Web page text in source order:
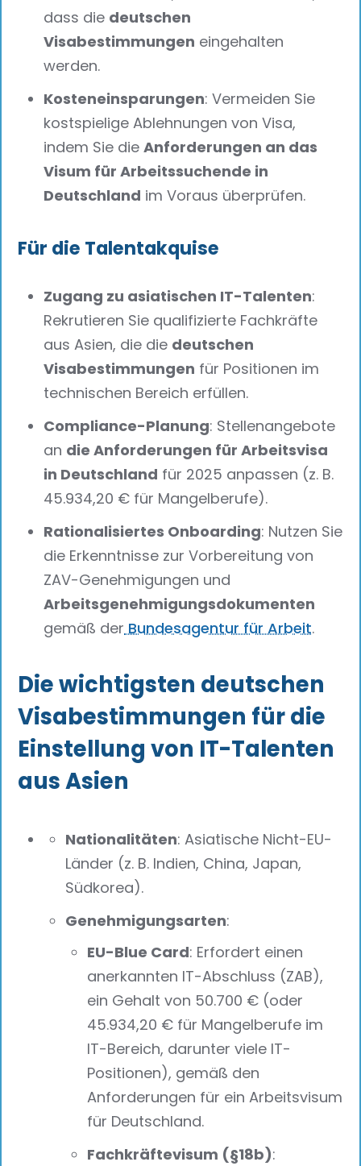
dass die deutschen
Visabestimmungen eingehalten
werden.
Kosteneinsparungen: Vermeiden Sie
kostspielige Ablehnungen von Visa,
indem Sie dieAnforderungen an das
Visum für Arbeitssuchende in
Deutschland im Voraus überprüfen.
Für die Talentakquise
Zugang zu asiatischen IT-Talenten:
Rekrutieren Sie qualifizierte Fachkräfte
aus Asien, die die deutschen
Visabestimmungen für Positionen im
technischen Bereich erfüllen.
Compliance-Planung: Stellenangebote
an die Anforderungen für Arbeitsvisa
in Deutschland für 2025 anpassen (z. B.
45.934,20 € für Mangelberufe).
Rationalisiertes Onboarding: Nutzen Sie
die Erkenntnisse zur Vorbereitung von
ZAV-Genehmigungen und
Arbeitsgenehmigungsdokumenten
gemäß derBundesagentur für Arbeit.
Die wichtigsten deutschen
Visabestimmungen für die
Einstellung von IT-Talenten
aus Asien
Nationalitäten: Asiatische Nicht-EU-
Länder (z. B. Indien, China, Japan,
Südkorea).
Genehmigungsarten:
EU-Blue Card: Erfordert einen
anerkannten IT-Abschluss (ZAB),
ein Gehalt von 50.700 € (oder
45.934,20 € für Mangelberufe im
IT-Bereich, darunter viele IT-
Positionen), gemäß den
Anforderungen für ein Arbeitsvisum
für Deutschland.
Fachkräftevisum (§18b):